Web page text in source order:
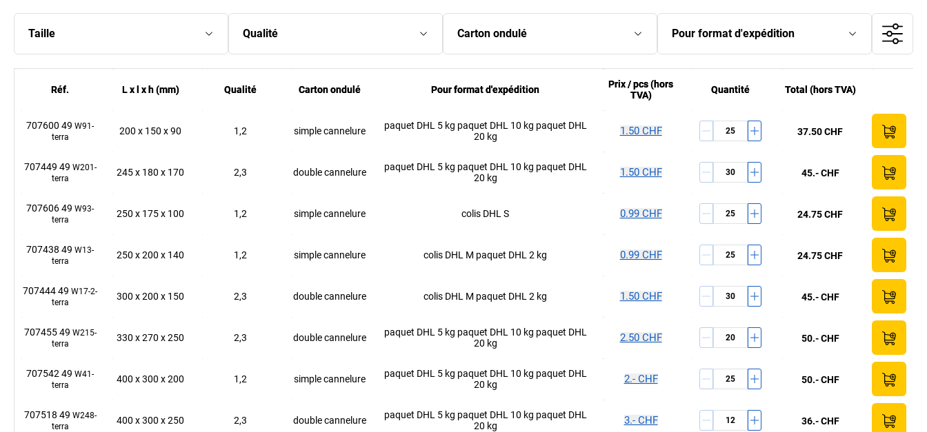
Taille Qualité Carton ondulé Pour format d'expédition
Réf. L x l x h (mm) Qualité Carton ondulé Pour format d'expédition Prix /pcs(hors
TVA)
Quantité Total (hors TVA)
Réf. L x l x h (mm) Qualité Carton ondulé Pour format d'expédition Prix /pcs(hors
TVA)
Quantité Total (hors TVA)
707600 49 W91-
terra
200 x 150 x90 1,2 simple cannelure
paquet DHL 5 kg paquet DHL 10 kg paquet DHL
20 kg
1.50 CHF 37.50 CHF
707449 49 W201-
terra
245x 180 x 170 2,3 double cannelure
paquet DHL 5 kg paquet DHL 10 kg paquet DHL
20 kg
1.50 CHF 45.- CHF
707606 49 W93-
terra
250 x 175x 100 1,2 simple cannelure colis DHL S 0.99 CHF 24.75 CHF
707438 49 W13-
terra
250 x200 x 140 1,2 simple cannelure colis DHL M paquet DHL 2 kg 0.99 CHF 24.75 CHF
707444 49 W17-2-
terra
300 x200 x 150 2,3 double cannelure colis DHL M paquet DHL 2 kg 1.50 CHF 45.- CHF
707455 49 W215-
terra
330 x270 x250 2,3 double cannelure
paquet DHL 5 kg paquet DHL 10 kg paquet DHL
20 kg
2.50 CHF 50.- CHF
707542 49 W41-
terra
400 x300 x200 1,2 simple cannelure
paquet DHL 5 kg paquet DHL 10 kg paquet DHL
20 kg
2.- CHF 50.- CHF
707518 49 W248-
terra
400 x300 x250 2,3 double cannelure
paquet DHL 5 kg paquet DHL 10 kg paquet DHL
20 kg
3.- CHF 36.- CHF